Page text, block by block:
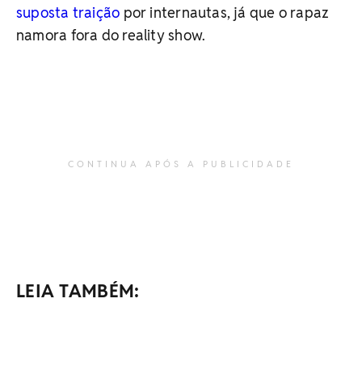
suposta traição por internautas, já que o rapaz
namora fora do reality show.
CONTINUA APÓS A PUBLICIDADE
LEIA TAMBÉM: